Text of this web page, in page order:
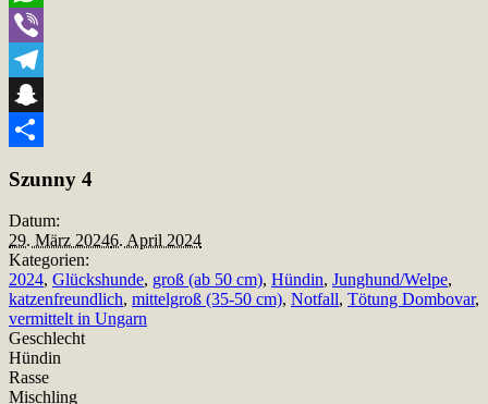
WhatsApp
Viber
Telegram
Snapchat
Szunny 4
Datum:
29. März 20246. April 2024
Kategorien:
2024, Glückshunde, groß (ab 50 cm), Hündin, Junghund/Welpe,
katzenfreundlich, mittelgroß (35-50 cm), Notfall, Tötung Dombovar,
vermittelt in Ungarn
Geschlecht
Hündin
Rasse
Mischling